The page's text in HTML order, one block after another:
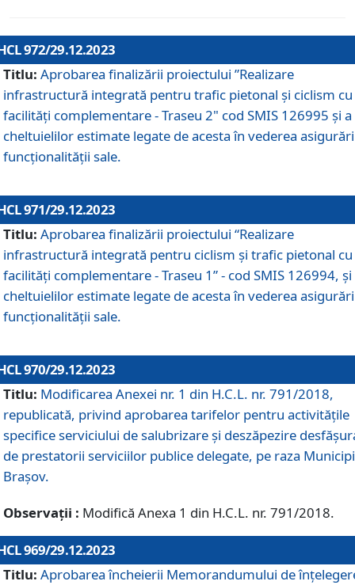
972/29.12.2023
Titlu: Aprobarea finalizării proiectului ”Realizare
infrastructură integrată pentru trafic pietonal și ciclism cu
facilități complementare - Traseu 2" cod SMIS 126995 și a
cheltuielilor estimate legate de acesta în vederea
funcționalității sale.
971/29.12.2023
Titlu: Aprobarea finalizării proiectului “Realizare
infrastructură integrată pentru ciclism şi trafic pietonal cu
facilităţi complementare - Traseu 1” - cod SMIS 126994, și
cheltuielilor estimate legate de acesta în vederea
funcționalității sale.
970/29.12.2023
Titlu: Modificarea Anexei nr. 1 din H.C.L. nr. 791/2018,
republicată, privind aprobarea tarifelor pentru activitățile
specifice serviciului de salubrizare și deszăpezire
de prestatorii serviciilor publice delegate, pe raza
Brașov.
Observații : Modifică Anexa 1 din H.C.L. nr. 791/2018.
969/29.12.2023
Titlu: Aprobarea încheierii Memorandumului de